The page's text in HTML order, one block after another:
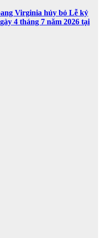
Virginia hủy bỏ Lễ kỷ
4 tháng 7 năm 2026 tại